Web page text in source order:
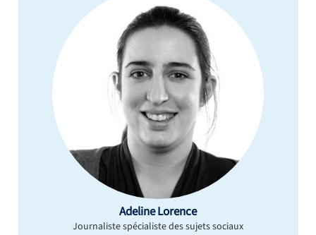
Adeline Lorence
Journaliste spécialiste des sujets sociaux